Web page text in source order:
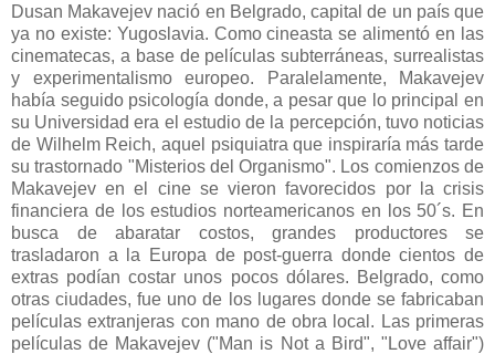
Dusan Makavejev nació en Belgrado, capital de un país que
ya no existe: Yugoslavia. Como cineasta se alimentó en las
cinematecas, a base de películas subterráneas, surrealistas
y experimentalismo europeo. Paralelamente, Makavejev
había seguido psicología donde, a pesar que lo principal en
su Universidad era el estudio de la percepción, tuvo noticias
de Wilhelm Reich, aquel psiquiatra que inspiraría más tarde
su trastornado "Misterios del Organismo". Los comienzos de
Makavejev en el cine se vieron favorecidos por la crisis
financiera de los estudios norteamericanos en los 50´s. En
busca de abaratar costos, grandes productores se
trasladaron a la Europa de post-guerra donde cientos de
extras podían costar unos pocos dólares. Belgrado, como
otras ciudades, fue uno de los lugares donde se fabricaban
películas extranjeras con mano de obra local. Las primeras
películas de Makavejev ("Man is Not a Bird", "Love affair")